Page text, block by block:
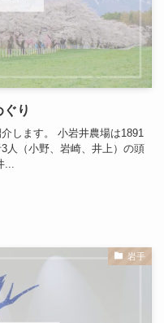
ぐり
します。 小岩井農場は1891
人（小野、岩崎、井上）の頭
...
岩手